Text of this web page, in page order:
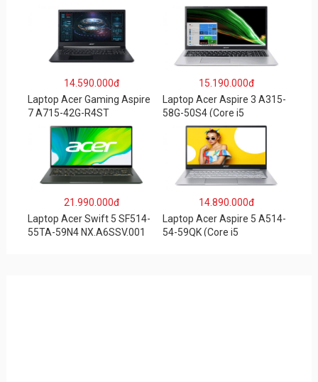
1260P/16GB/512GB/17″
WQXGA/Win 11/Xám)
1135G7/8GB RAM/512GB
SSD/16″WQXGA/Dos/Trắng
14.590.000đ
Laptop Acer Gaming Aspire
7 A715-42G-R4ST
NH.QAYSV.004 (R5
5500U/8GB RAM/256GB
SSD/15.6″FHD IPS/GTX1650
4GB/Win10) – Hàng chính
hãng
15.190.000đ
Laptop Acer Aspire 3 A315-
58G-50S4 (Core i5
1135G7/8GB
RAM/512GB/15.6″FHD/MX3
50 2GB/Win 10/Bạc)
21.990.000đ
Laptop Acer Swift 5 SF514-
55TA-59N4 NX.A6SSV.001
14.890.000đ
Laptop Acer Aspire 5 A514-
54-59QK (Core i5